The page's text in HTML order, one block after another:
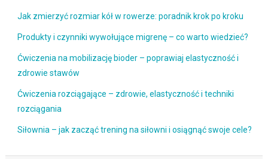
Jak zmierzyć rozmiar kół w rowerze: poradnik krok po kroku
Produkty i czynniki wywołujące migrenę – co warto wiedzieć?
Ćwiczenia na mobilizację bioder – poprawiaj elastyczność i
zdrowie stawów
Ćwiczenia rozciągające – zdrowie, elastyczność i techniki
rozciągania
Siłownia – jak zacząć trening na siłowni i osiągnąć swoje cele?